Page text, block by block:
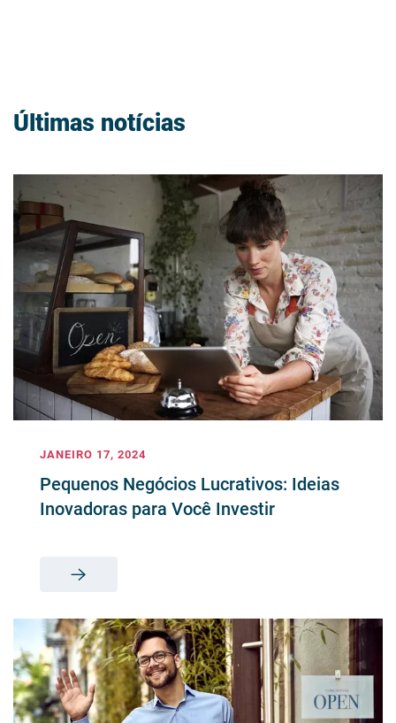
Últimas notícias
JANEIRO 17, 2024
Pequenos Negócios Lucrativos: Ideias
Inovadoras para Você Investir